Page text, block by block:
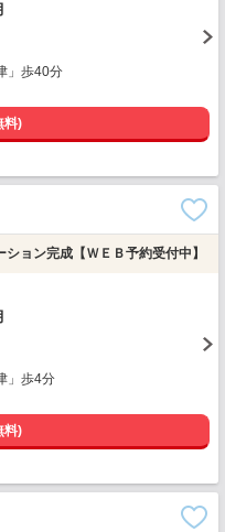
」歩40分
料)
ョン完成【ＷＥＢ予約受付中】
」歩4分
料)